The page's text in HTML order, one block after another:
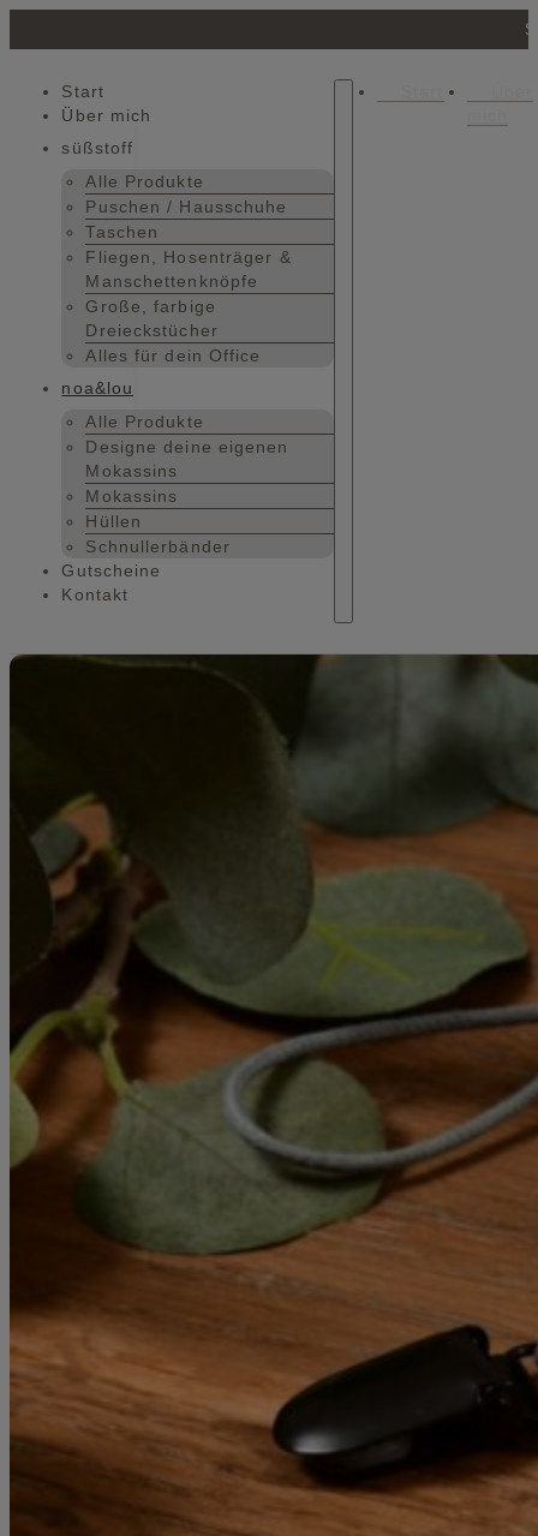
Start
Über mich
süßstoff
Alle Produkte
Puschen / Hausschuhe
Taschen
Fliegen, Hosenträger &
Manschettenknöpfe
Große, farbige
Dreieckstücher
Alles für dein Office
noa&lou
Alle Produkte
Designe deine eigenen
Mokassins
Mokassins
Hüllen
Schnullerbänder
Gutscheine
Kontakt